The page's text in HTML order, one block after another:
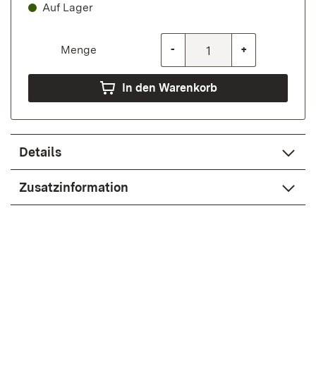
Auf Lager
Menge - +
In den Warenkorb
Details
Zusatzinformation